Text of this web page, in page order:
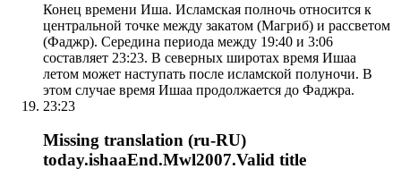
Конец времени Иша. Исламская полночь относится к
центральной точке между закатом (Магриб) и рассветом
(Фаджр). Середина периода между 19:40 и 3:06
составляет 23:23. В северных широтах время Ишаа
летом может наступать после исламской полуночи. В
этом случае время Ишаа продолжается до Фаджра.
23:23
Missing translation (ru-RU)
today.ishaaEnd.Mwl2007.Valid title